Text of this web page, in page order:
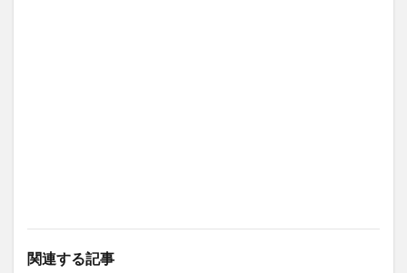
関連する記事